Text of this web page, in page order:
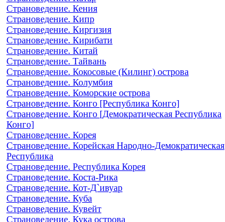
Страноведение. Кения
Страноведение. Кипр
Страноведение. Киргизия
Страноведение. Кирибати
Страноведение. Китай
Страноведение. Тайвань
Страноведение. Кокосовые (Килинг) острова
Страноведение. Колумбия
Страноведение. Коморские острова
Страноведение. Конго [Республика Конго]
Страноведение. Конго [Демократическая Республика
Конго]
Страноведение. Корея
Страноведение. Корейская Народно-Демократическая
Республика
Страноведение. Республика Корея
Страноведение. Коста-Рика
Страноведение. Кот-Д`ивуар
Страноведение. Куба
Страноведение. Кувейт
Страноведение. Кука острова